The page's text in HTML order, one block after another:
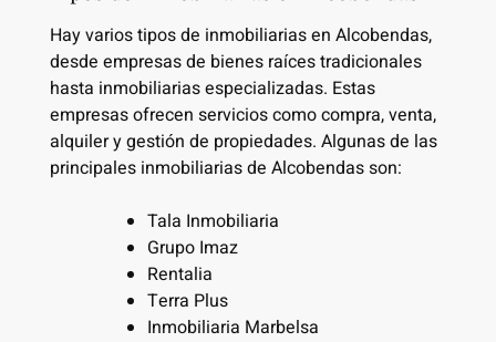
Hay varios tipos de inmobiliarias en Alcobendas,
desde empresas de bienes raíces tradicionales
hasta inmobiliarias especializadas. Estas
empresas ofrecen servicios como compra, venta,
alquiler y gestión de propiedades. Algunas de las
principales inmobiliarias de Alcobendas son:
Tala Inmobiliaria
Grupo Imaz
Rentalia
Terra Plus
Inmobiliaria Marbelsa